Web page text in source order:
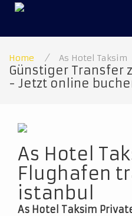
Home / As Hotel Taksim
Günstiger Transfer
- Jetzt online
As Hotel
Flughafen
istanbul
As Hotel Taksim